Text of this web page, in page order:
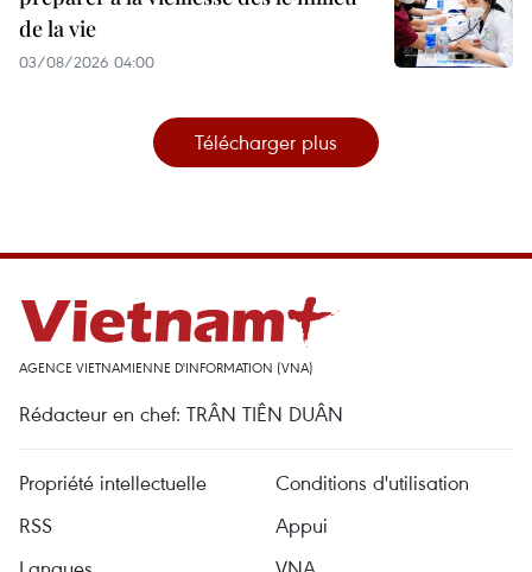
de la vie
03/08/2026 04:00
Télécharger plus
AGENCE VIETNAMIENNE D'INFORMATION (VNA)
Rédacteur en chef: TRÂN TIÊN DUÂN
Propriété intellectuelle
Conditions d'utilisation
RSS
Appui